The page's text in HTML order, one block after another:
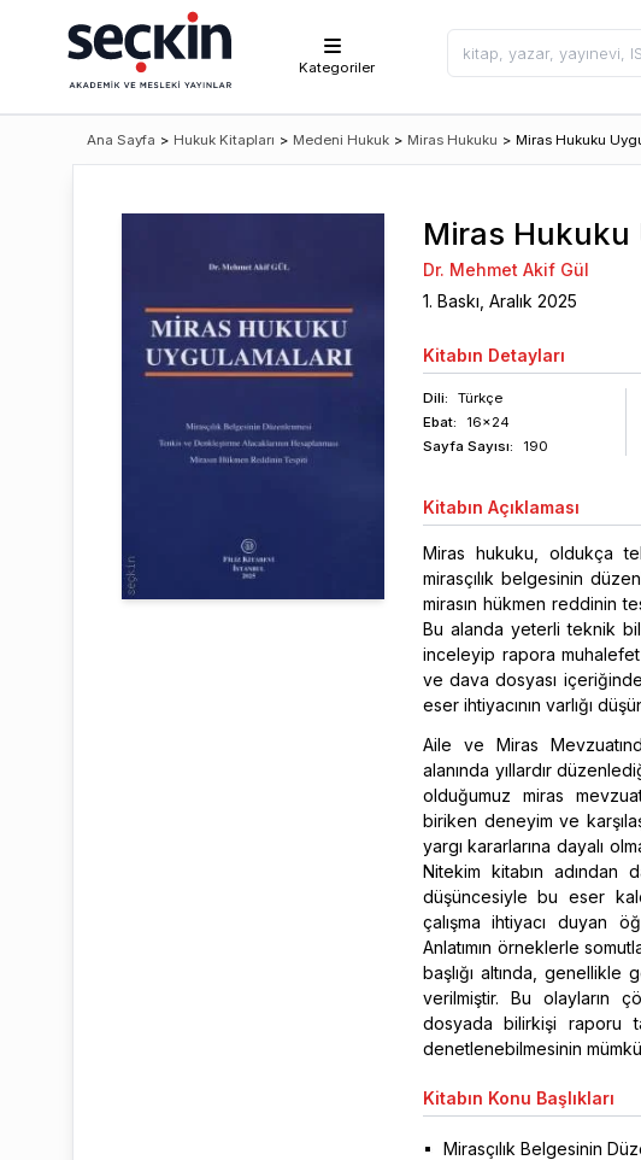
Kategoriler
Ana Sayfa > Hukuk Kitapları > Medeni Hukuk > Miras Hukuku > Miras Hukuku
Miras Hukuku
Dr. Mehmet Akif Gül
1. Baskı, Aralık 2025
Kitabın Detayları
Dili:
Türkçe
Ebat:
16x24
Sayfa Sayısı: 190
Kitabın Açıklaması
Miras hukuku, oldukça
mirasçılık belgesinin
mirasın hükmen reddinin
Bu alanda yeterli teknik
inceleyip rapora
ve dava dosyası içeriğinde
eser ihtiyacının varlığı
Aile ve Miras
alanında yıllardır
olduğumuz miras
biriken deneyim ve
yargı kararlarına dayalı
Nitekim kitabın adından
düşüncesiyle bu eser
çalışma ihtiyacı duyan
Anlatımın örneklerle
başlığı altında,
verilmiştir. Bu olayların
dosyada bilirkişi raporu
denetlenebilmesinin
Kitabın Konu Başlıkları
Mirasçılık Belgesinin